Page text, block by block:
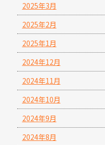
2025年3月
2025年2月
2025年1月
2024年12月
2024年11月
2024年10月
2024年9月
2024年8月